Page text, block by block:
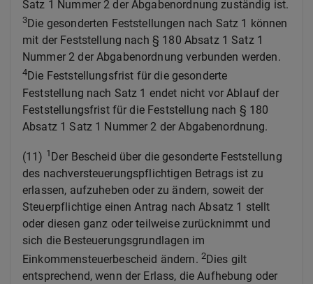
Satz 1 Nummer 2 der Abgabenordnung zuständig ist.
3 Die gesonderten Feststellungen nach Satz 1 können
mit der Feststellung nach § 180 Absatz 1 Satz 1
Nummer 2 der Abgabenordnung verbunden werden.
4Die Feststellungsfrist für die gesonderte
Feststellung nach Satz 1 endet nicht vor Ablauf der
Feststellungsfrist für die Feststellung nach § 180
Absatz 1 Satz 1 Nummer 2 der Abgabenordnung.
(11) 1 Der Bescheid über die gesonderte Feststellung
des nachversteuerungspflichtigen Betrags ist zu
erlassen, aufzuheben oder zu ändern, soweit der
Steuerpflichtige einen Antrag nach Absatz 1 stellt
oder diesen ganz oder teilweise zurücknimmt und
sich die Besteuerungsgrundlagen im
Einkommensteuerbescheid ändern. 2Dies gilt
entsprechend, wenn der Erlass, die Aufhebung oder